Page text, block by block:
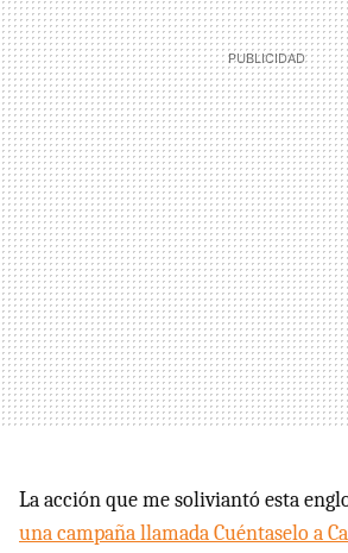
La acción que me soliviantó esta
una campaña llamada Cuéntaselo a